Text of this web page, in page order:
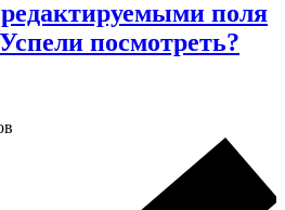
поля
посмотреть?